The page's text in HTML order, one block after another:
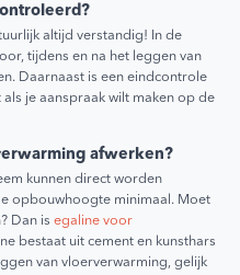
altijd verstandig! In de
tijdens en na het leggen van
Daarnaast is een eindcontrole
je aanspraak wilt maken op de
afwerken?
kunnen direct worden
opbouwhoogte minimaal. Moet
Dan isegaline voor
bestaat uit cement en kunsthars
van vloerverwarming, gelijk